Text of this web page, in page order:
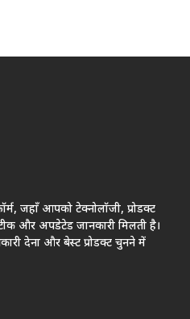
जहाँ आपको टेक्नोलॉजी, प्रोडक्ट
और अपडेटेड जानकारी मिलती है।
देना और बेस्ट प्रोडक्ट चुनने में